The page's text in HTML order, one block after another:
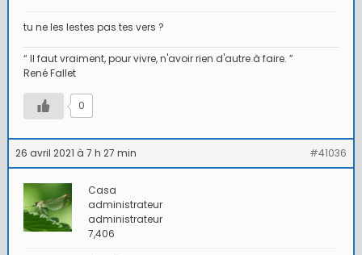
tu ne les lestes pas tes vers ?
“ Il faut vraiment, pour vivre, n'avoir rien d'autre à faire. ”
René Fallet
0
26 avril 2021 à 7 h 27 min #41036
Casa
administrateur
administrateur
7,406